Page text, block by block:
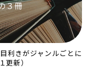
３冊
利きがジャンルごとに
更新）